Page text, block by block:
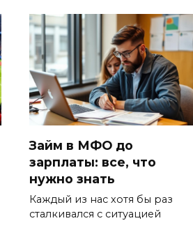
Займ в МФО до
зарплаты: все, что
нужно знать
Каждый из нас хотя бы раз
сталкивался с ситуацией